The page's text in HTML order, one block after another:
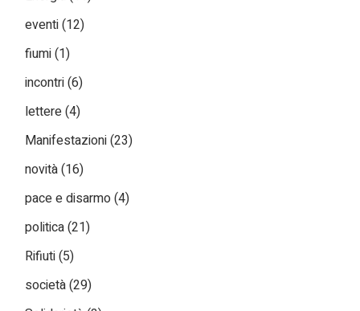
eventi(12)
fiumi(1)
incontri(6)
lettere(4)
Manifestazioni(23)
novità(16)
pace e disarmo(4)
politica(21)
Rifiuti(5)
società(29)